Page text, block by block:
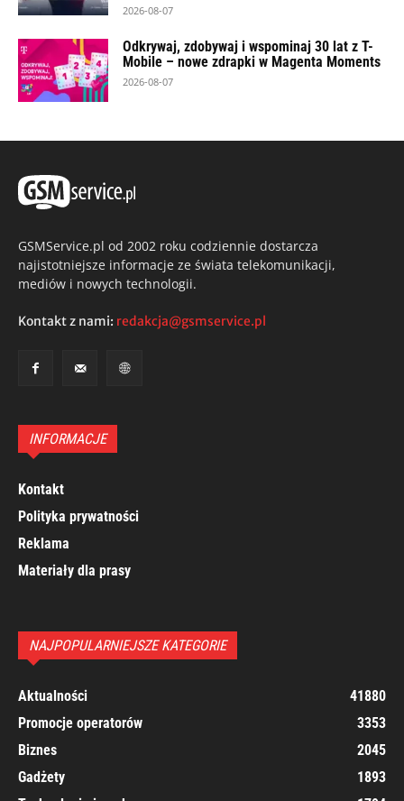
2026-08-07
Odkrywaj, zdobywaj i wspominaj 30 lat z T-
Mobile – nowe zdrapki w Magenta Moments
2026-08-07
GSMService.pl od 2002 roku codziennie dostarcza
najistotniejsze informacje ze świata telekomunikacji,
mediów i nowych technologii.
Kontakt z nami: redakcja@gsmservice.pl
INFORMACJE
Kontakt
Polityka prywatności
Reklama
Materiały dla prasy
NAJPOPULARNIEJSZE KATEGORIE
Aktualności
41880
Promocje operatorów
3353
Biznes
2045
Gadżety
1893